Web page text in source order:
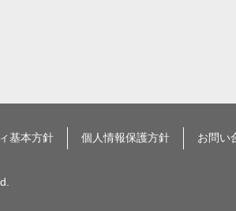
基本方針 個人情報保護方針 お問い